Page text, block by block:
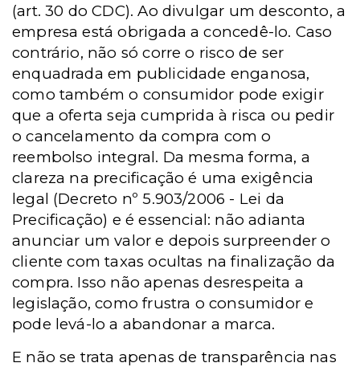
(art. 30 do CDC). Ao divulgar um desconto, a
empresa está obrigada a concedê-lo. Caso
contrário, não só corre o risco de ser
enquadrada em publicidade enganosa,
como também o consumidor pode exigir
que a oferta seja cumprida à risca ou pedir
o cancelamento da compra com o
reembolso integral. Da mesma forma, a
clareza na precificação é uma exigência
legal (Decreto nº 5.903/2006 - Lei da
Precificação) e é essencial: não adianta
anunciar um valor e depois surpreender o
cliente com taxas ocultas na finalização da
compra. Isso não apenas desrespeita a
legislação, como frustra o consumidor e
pode levá-lo a abandonar a marca.
E não se trata apenas de transparência nas